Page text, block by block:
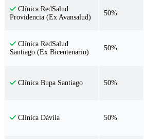
Clínica RedSalud
Providencia (Ex Avansalud)
50%
Clínica RedSalud
Santiago (Ex Bicentenario)
50%
Clínica Bupa Santiago 50%
Clínica Dávila 50%